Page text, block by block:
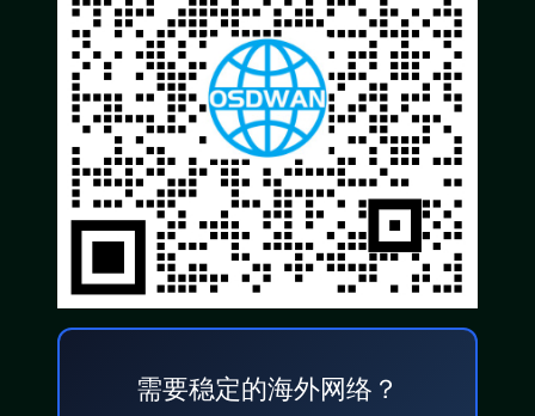
需要稳定的海外网络？